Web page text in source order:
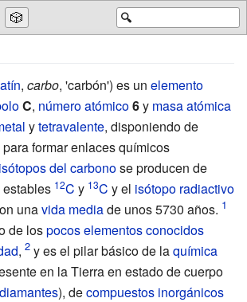
🔍
🎲
, carbo, 'carbón') es un elemento
C, número atómico6y masa atómica
ytetravalente, disponiendo de
formar enlaces químicos
isótopos del carbonose producen de
12C y 13C y el isótopo radiactivo
unavida mediade unos 5730 años.
de lospocos elementos conocidos
, y es el pilar básico de laquímica
en la Tierra en estado de cuerpo
diamantes), decompuestos inorgánicos